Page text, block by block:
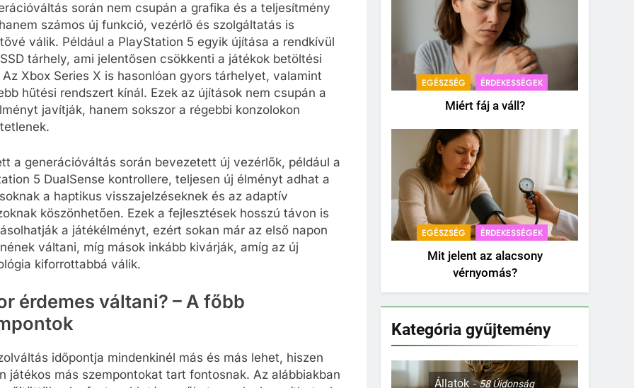
során nem csupán a grafika és a teljesítmény
számos új funkció, vezérlő és szolgáltatás is
válik. Például a PlayStation 5 egyik újítása a rendkívül
tárhely, ami jelentősen csökkenti a játékok betöltési
Az Xbox Series X is hasonlóan gyors tárhelyet, valamint
hűtési rendszert kínál. Ezek az újítások nem csupán a
javítják, hanem sokszor a régebbi konzolokon
a generációváltás során bevezetett új vezérlők, például a
5 DualSense kontrollere, teljesen új élményt adhat a
a haptikus visszajelzéseknek és az adaptív
köszönhetően. Ezek a fejlesztések hosszú távon is
a játékélményt, ezért sokan már az első napon
váltani, míg mások inkább kivárják, amíg az új
kiforrottabbá válik.
érdemes váltani? – A főbb
időpontja mindenkinél más és más lehet, hiszen
játékos más szempontokat tart fontosnak. Az alábbiakban
EGÉSZSÉG ÉRDEKESSÉGEK
Miért fáj a váll?
EGÉSZSÉG ÉRDEKESSÉGEK
Mit jelent az alacsony
vérnyomás?
Kategória gyűjtemény
Állatok 58Újdonság